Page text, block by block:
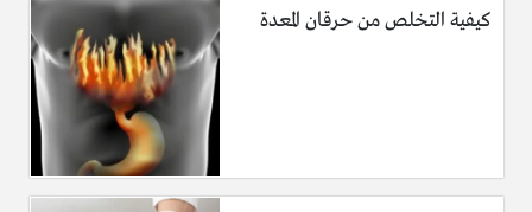
كيفية التخلص من حرقان المعدة